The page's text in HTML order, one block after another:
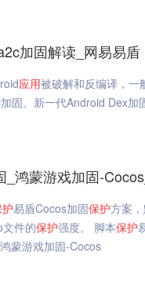
加固解读_网易易盾
应用被破解和反编译，一
固。新一代Android Dex加
鸿蒙游戏加固-
易盾Cocos加固保护方案
件的保护强度。 脚本保护
蒙游戏加固-Cocos